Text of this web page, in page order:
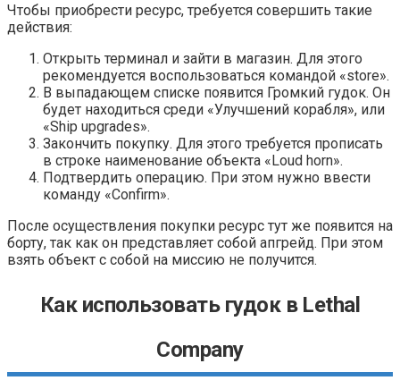
Чтобы приобрести ресурс, требуется совершить такие
действия:
Открыть терминал и зайти в магазин. Для этого
рекомендуется воспользоваться командой «store».
В выпадающем списке появится Громкий гудок. Он
будет находиться среди «Улучшений корабля», или
«Ship upgrades».
Закончить покупку. Для этого требуется прописать
в строке наименование объекта «Loud horn».
Подтвердить операцию. При этом нужно ввести
команду «Confirm».
После осуществления покупки ресурс тут же появится на
борту, так как он представляет собой апгрейд. При этом
взять объект с собой на миссию не получится.
Как использовать гудок в Lethal
Company